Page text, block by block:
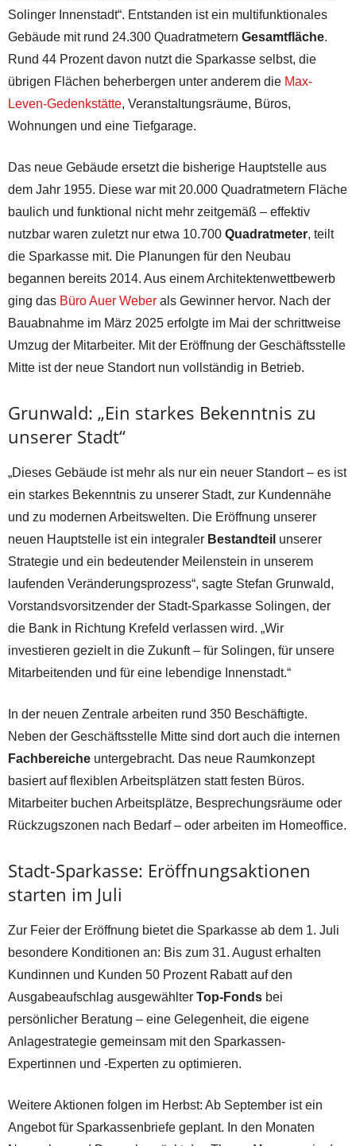
Solinger Innenstadt“. Entstanden ist ein multifunktionales
Gebäude mit rund 24.300 Quadratmetern Gesamtfläche.
Rund 44 Prozent davon nutzt die Sparkasse selbst, die
übrigen Flächen beherbergen unter anderem die Max-
Leven-Gedenkstätte, Veranstaltungsräume, Büros,
Wohnungen und eine Tiefgarage.
Das neue Gebäude ersetzt die bisherige Hauptstelle aus
dem Jahr 1955. Diese war mit 20.000 Quadratmetern Fläche
baulich und funktional nicht mehr zeitgemäß – effektiv
nutzbar waren zuletzt nur etwa 10.700 Quadratmeter, teilt
die Sparkasse mit. Die Planungen für den Neubau
begannen bereits 2014. Aus einem Architektenwettbewerb
ging das Büro Auer Weber als Gewinner hervor. Nach der
Bauabnahme im März 2025 erfolgte im Mai der schrittweise
Umzug der Mitarbeiter. Mit der Eröffnung der Geschäftsstelle
Mitte ist der neue Standort nun vollständig in Betrieb.
Grunwald: „Ein starkes Bekenntnis zu
unserer Stadt“
„Dieses Gebäude ist mehr als nur ein neuer Standort – es ist
ein starkes Bekenntnis zu unserer Stadt, zur Kundennähe
und zu modernen Arbeitswelten. Die Eröffnung unserer
neuen Hauptstelle ist ein integraler Bestandteil unserer
Strategie und ein bedeutender Meilenstein in unserem
laufenden Veränderungsprozess“, sagte Stefan Grunwald,
Vorstandsvorsitzender der Stadt-Sparkasse Solingen, der
die Bank in Richtung Krefeld verlassen wird. „Wir
investieren gezielt in die Zukunft – für Solingen, für unsere
Mitarbeitenden und für eine lebendige Innenstadt.“
In der neuen Zentrale arbeiten rund 350 Beschäftigte.
Neben der Geschäftsstelle Mitte sind dort auch die internen
Fachbereiche untergebracht. Das neue Raumkonzept
basiert auf flexiblen Arbeitsplätzen statt festen Büros.
Mitarbeiter buchen Arbeitsplätze, Besprechungsräume oder
Rückzugszonen nach Bedarf – oder arbeiten im Homeoffice.
Stadt-Sparkasse: Eröffnungsaktionen
starten im Juli
Zur Feier der Eröffnung bietet die Sparkasse ab dem 1. Juli
besondere Konditionen an: Bis zum 31. August erhalten
Kundinnen und Kunden 50 Prozent Rabatt auf den
Ausgabeaufschlag ausgewählter Top-Fonds bei
persönlicher Beratung – eine Gelegenheit, die eigene
Anlagestrategie gemeinsam mit den Sparkassen-
Expertinnen und -Experten zu optimieren.
Weitere Aktionen folgen im Herbst: Ab September ist ein
Angebot für Sparkassenbriefe geplant. In den Monaten